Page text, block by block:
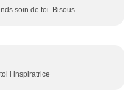
soin de toi..Bisous
l inspiratrice